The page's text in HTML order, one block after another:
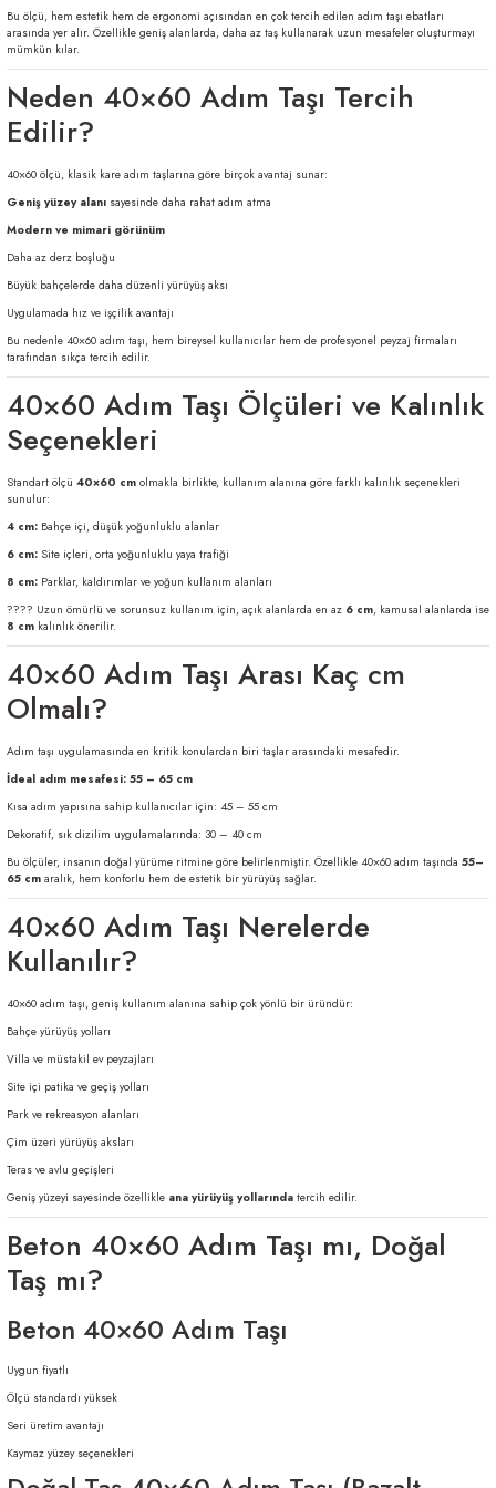
| Günlük Avlanan Deniz Ürünleri Online
Bu ölçü, hem estetik hem de ergonomi açısından en çok tercih edilen adım taşı ebatları
arasında yer alır. Özellikle geniş alanlarda, daha az taş kullanarak uzun mesafeler oluşturmayı
mümkün kılar.
Neden 40×60 Adım Taşı Tercih
Edilir?
40×60 ölçü, klasik kare adım taşlarına göre birçok avantaj sunar:
Geniş yüzey alanı sayesinde daha rahat adım atma
Modern ve mimari görünüm
Daha az derz boşluğu
Büyük bahçelerde daha düzenli yürüyüş aksı
Uygulamada hız ve işçilik avantajı
Bu nedenle 40×60 adım taşı, hem bireysel kullanıcılar hem de profesyonel peyzaj firmaları
tarafından sıkça tercih edilir.
40×60 Adım Taşı Ölçüleri ve Kalınlık
Seçenekleri
Standart ölçü 40×60 cm olmakla birlikte, kullanım alanına göre farklı kalınlık seçenekleri
sunulur:
4 cm: Bahçe içi, düşük yoğunluklu alanlar
6 cm: Site içleri, orta yoğunluklu yaya trafiği
8 cm: Parklar, kaldırımlar ve yoğun kullanım alanları
???? Uzun ömürlü ve sorunsuz kullanım için, açık alanlarda en az 6 cm, kamusal alanlarda ise
8 cm kalınlık önerilir.
40×60 Adım Taşı Arası Kaç cm
Olmalı?
Adım taşı uygulamasında en kritik konulardan biri taşlar arasındaki mesafedir.
İdeal adım mesafesi: 55 – 65 cm
Kısa adım yapısına sahip kullanıcılar için: 45 – 55 cm
Dekoratif, sık dizilim uygulamalarında: 30 – 40 cm
Bu ölçüler, insanın doğal yürüme ritmine göre belirlenmiştir. Özellikle 40×60 adım taşında 55–
65 cm aralık, hem konforlu hem de estetik bir yürüyüş sağlar.
40×60 Adım Taşı Nerelerde
Kullanılır?
40×60 adım taşı, geniş kullanım alanına sahip çok yönlü bir üründür:
Bahçe yürüyüş yolları
Villa ve müstakil ev peyzajları
Site içi patika ve geçiş yolları
Park ve rekreasyon alanları
Çim üzeri yürüyüş aksları
Teras ve avlu geçişleri
Geniş yüzeyi sayesinde özellikle ana yürüyüş yollarında tercih edilir.
Beton 40×60 Adım Taşı mı, Doğal
Taş mı?
Beton 40×60 Adım Taşı
Uygun fiyatlı
Ölçü standardı yüksek
Seri üretim avantajı
Kaymaz yüzey seçenekleri